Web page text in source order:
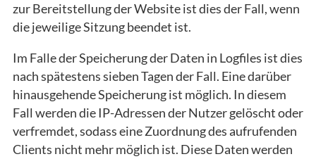
zur Bereitstellung der Website ist dies der Fall, wenn
die jeweilige Sitzung beendet ist.
Im Falle der Speicherung der Daten in Logfiles ist dies
nach spätestens sieben Tagen der Fall. Eine darüber
hinausgehende Speicherung ist möglich. In diesem
Fall werden die IP-Adressen der Nutzer gelöscht oder
verfremdet, sodass eine Zuordnung des aufrufenden
Clients nicht mehr möglich ist. Diese Daten werden